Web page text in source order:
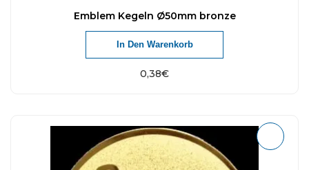
Emblem Kegeln Ø50mm bronze
0,38€
In Den Warenkorb